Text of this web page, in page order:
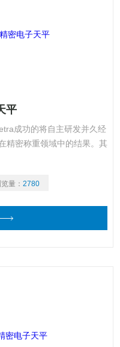
平
成功的将自主研发并久经
精密称重领域中的结果。其
量： 2780